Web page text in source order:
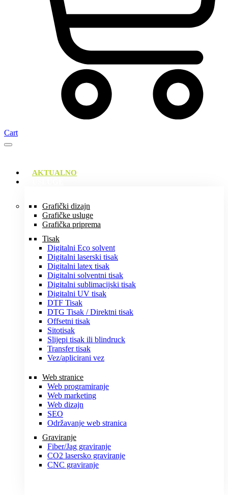
Cart
AKTUALNO
Grafički dizajn
Grafičke usluge
Grafička priprema
Tisak
Digitalni Eco solvent
Digitalni laserski tisak
Digitalni latex tisak
Digitalni solventni tisak
Digitalni sublimacijski tisak
Digitalni UV tisak
DTF Tisak
DTG Tisak / Direktni tisak
Offsetni tisak
Sitotisak
Slijepi tisak ili blindruck
Transfer tisak
Vez/aplicirani vez
Web stranice
Web programiranje
Web marketing
Web dizajn
SEO
Održavanje web stranica
Graviranje
Fiber/Jag graviranje
CO2 lasersko graviranje
CNC graviranje